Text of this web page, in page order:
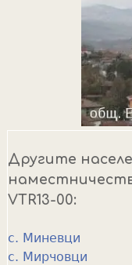
Другите
VTR13-00:
с. Миневци
с. Мирчовци